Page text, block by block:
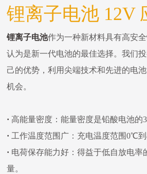
锂离子电池 12V
锂离子电池作为一种新材料具有高安
认为是新一代电池的最佳选择。我们
己的优势，利用尖端技术和先进的电
机会。
· 高能量密度：能量密度是铅酸电池的
· 工作温度范围广：充电温度范围0℃
· 电荷保存能力好：得益于低自放电
量。